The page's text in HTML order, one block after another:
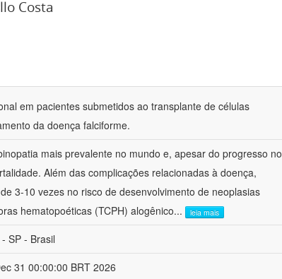
Costa
em pacientes submetidos ao transplante de células
da doença falciforme.
mais prevalente no mundo e, apesar do progresso no
Além das complicações relacionadas à doença,
3-10 vezes no risco de desenvolvimento de neoplasias
hematopoéticas (TCPH) alogênico... leia mais
SP - Brasil
31 00:00:00 BRT 2026